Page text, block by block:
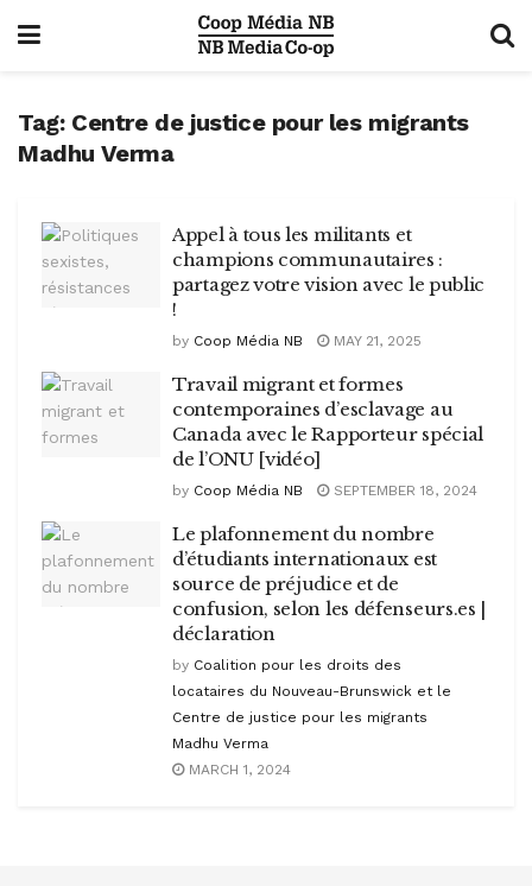
Tag: Centre de justice pour les migrants
Madhu Verma
Appel à tous les militants et
champions communautaires :
partagez votre vision avec le public
!
by Coop Média NB MAY 21, 2025
Travail migrant et formes
contemporaines d’esclavage au
Canada avec le Rapporteur spécial
de l’ONU [vidéo]
by Coop Média NB SEPTEMBER 18, 2024
Le plafonnement du nombre
d’étudiants internationaux est
source de préjudice et de
confusion, selon les défenseurs.es |
déclaration
by Coalition pour les droits des
locataires du Nouveau-Brunswick et le
Centre de justice pour les migrants
Madhu Verma
MARCH 1, 2024